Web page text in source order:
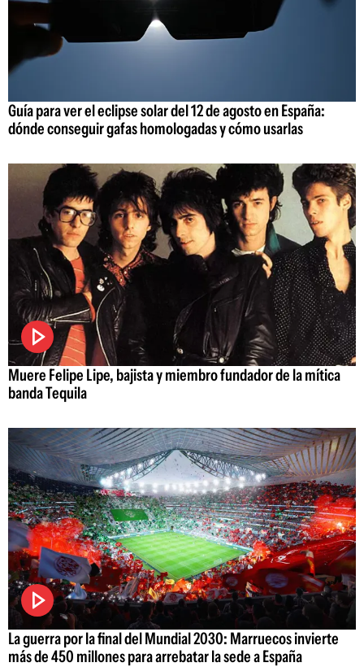
Guía para ver el eclipse solar del 12 de agosto en España:
dónde conseguir gafas homologadas y cómo usarlas
Muere Felipe Lipe, bajista y miembro fundador de la mítica
banda Tequila
La guerra por la final del Mundial 2030: Marruecos invierte
más de 450 millones para arrebatar la sede a España